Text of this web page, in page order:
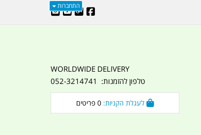
התחברות
WORLDWIDE DELIVERY
טלפון להזמנות: 052-3214741
0